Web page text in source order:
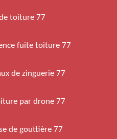
toiture 77
fuite toiture 77
de zinguerie 77
par drone 77
de gouttière 77